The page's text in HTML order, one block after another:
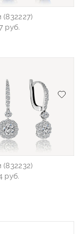
(832227)
руб.
из избранного
(832232)
руб.